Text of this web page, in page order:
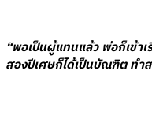
“พอเป็นผู้แทนแล้ว พ่อก็เข้าเ
สองปีเศษก็ได้เป็นบัณฑิต ทำ